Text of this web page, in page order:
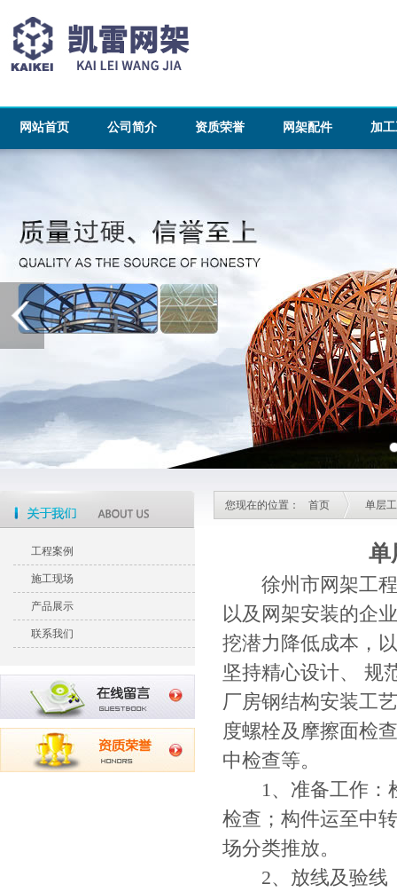
网站首页 公司简介 资质荣誉 网架配件 加
工程案例
施工现场
产品展示
联系我们
您现在的位置： 首页 单层
单
徐州市网架工程
以及网架安装的企
挖潜力降低成本，
坚持精心设计、 规
厂房钢结构安装工
度螺栓及摩擦面检
中检查等。
1、准备工作：检
检查；构件运至中
场分类推放。
2、放线及验线